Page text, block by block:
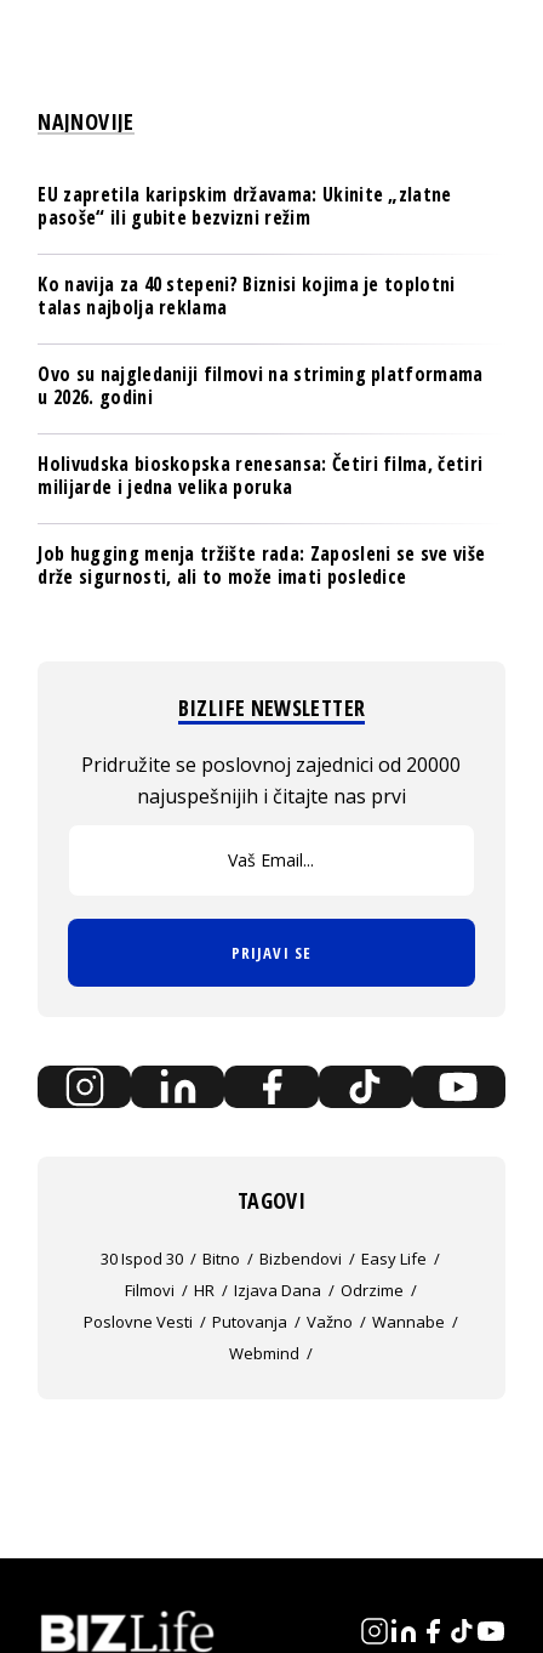
NAJNOVIJE
EU zapretila karipskim državama: Ukinite „zlatne
pasoše“ ili gubite bezvizni režim
Ko navija za 40 stepeni? Biznisi kojima je toplotni
talas najbolja reklama
Ovo su najgledaniji filmovi na striming platformama
u 2026. godini
Holivudska bioskopska renesansa: Četiri filma, četiri
milijarde i jedna velika poruka
Job hugging menja tržište rada: Zaposleni se sve više
drže sigurnosti, ali to može imati posledice
BIZLIFE NEWSLETTER
Pridružite se poslovnoj zajednici od 20000
najuspešnijih i čitajte nas prvi
PRIJAVI SE
TAGOVI
30 Ispod 30 Bitno Bizbendovi
Easy Life
Filmovi
HR Izjava Dana
Odrzime
Poslovne Vesti
Putovanja Važno
Wannabe
Webmind